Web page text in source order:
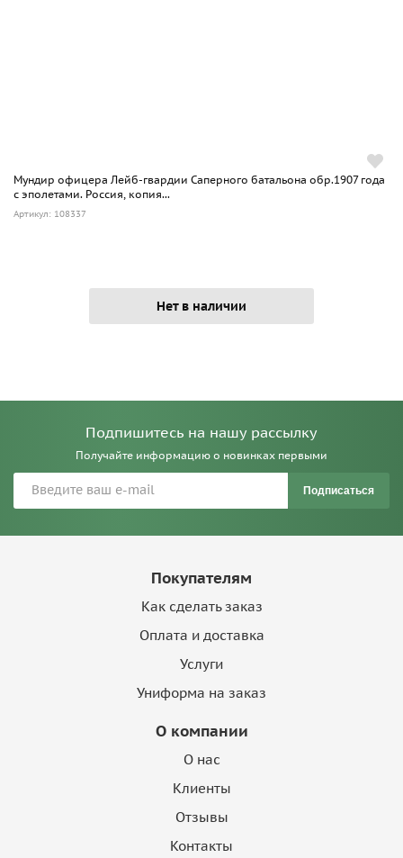
Мундир офицера Лейб-гвардии Саперного батальона обр.1907 года
с эполетами. Россия, копия...
Артикул: 108337
Нет в наличии
Подпишитесь на нашу рассылку
Получайте информацию о новинках первыми
Подписаться
Покупателям
Как сделать заказ
Оплата и доставка
Услуги
Униформа на заказ
О компании
О нас
Клиенты
Отзывы
Контакты